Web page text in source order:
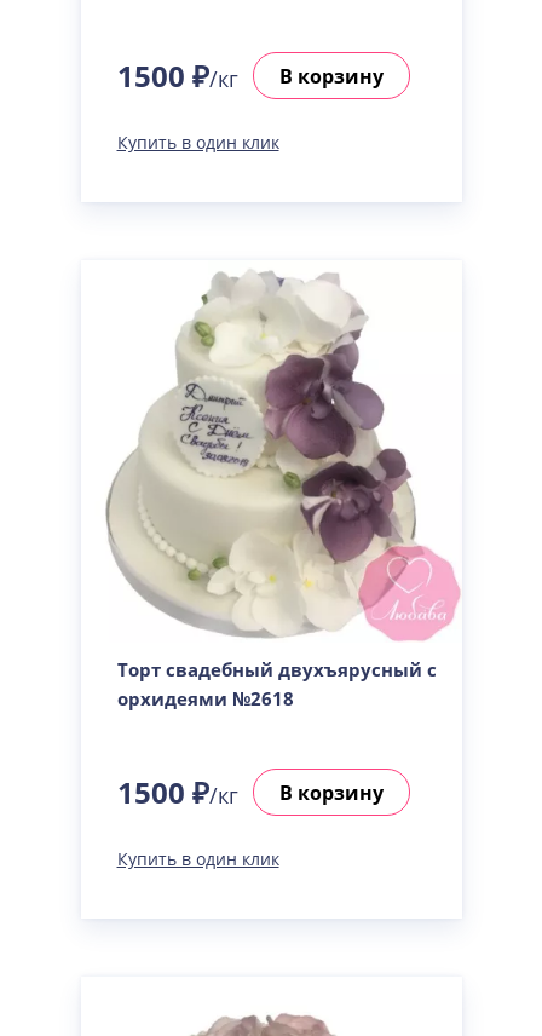
1500 ₽/кг В корзину
Купить в один клик
Торт свадебный двухъярусный с
орхидеями №2618
1500 ₽/кг В корзину
Купить в один клик